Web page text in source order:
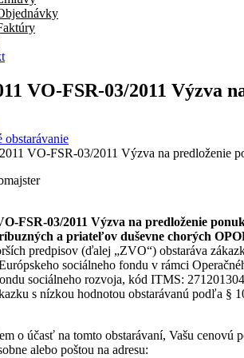
VO-FSR-03/2011 Výzva
obstarávanie
VO-FSR-03/2011 Výzva na predloženie
FSR-03/2011 Výzva na predloženie
a priateľov duševne chorých
predpisov (ďalej „ZVO“) obstaráva
sociálneho fondu v rámci
sociálneho rozvoja, kód ITMS:
s nízkou hodnotou obstarávanú podľa §
o účasť na tomto obstarávaní, Vašu
alebo poštou na adresu: